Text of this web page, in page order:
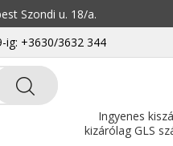
Szondi u. 18/a.
ig: +3630/3632 344
Ingyenes
kizárólag GLS